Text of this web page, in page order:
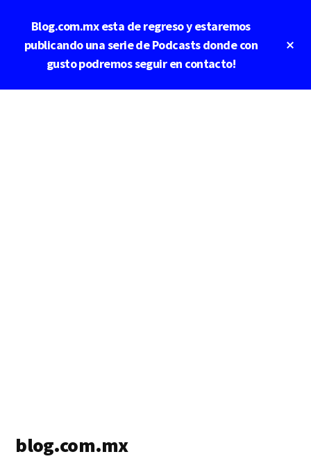
contenido
Blog.com.mx esta de regreso y estaremos
publicando una serie de Podcasts donde con
gusto podremos seguir en contacto!
blog.com.mx